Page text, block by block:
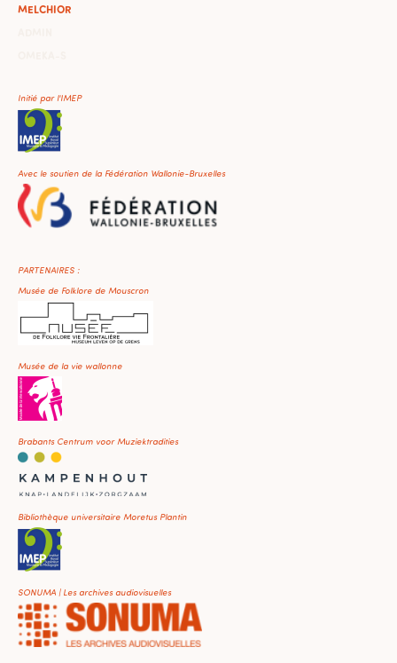
MELCHIOR
Initié par l'IMEP
Avec le soutien de la Fédération Wallonie-Bruxelles
PARTENAIRES :
Musée de Folklore de Mouscron
Musée de la vie wallonne
Brabants Centrum voor Muziektradities
Bibliothèque universitaire Moretus Plantin
SONUMA | Les archives audiovisuelles